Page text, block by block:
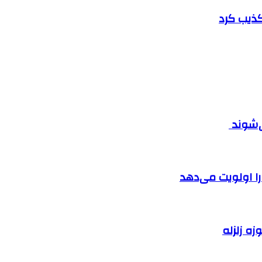
کرد
اولویت می‌دهد
زلزله